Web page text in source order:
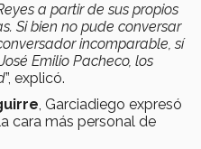
a partir de sus propios
Si bien no pude conversar
incomparable, sí
Emilio Pacheco, los
”, explicó.
, Garciadiego expresó
cara más personal de